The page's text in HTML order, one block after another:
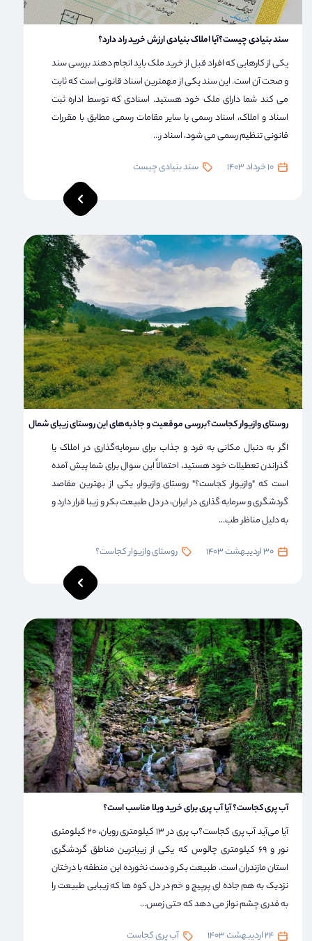
سند بنیادی چیست؟آیا املاک بنیادی ارزش خرید راد دارد؟
یکی از کارهایی که افراد قبل از خرید ملک باید انجام دهند بررسی سند
و صحت آن است. این سند یکی از مهمترین اسناد قانونی است که ثابت
می کند شما دارای ملک خود هستید. اسنادی که توسط اداره ثبت
اسناد و املاک، اسناد رسمی یا سایر مقامات رسمی مطابق با مقررات
قانونی تنظیم رسمی می شود، اسناد ر...
10 خرداد 1403 سند بنیادی چیست
روستای وازیوار کجاست؟بررسی موقعیت و جاذبه‌های این روستای زیبای شمال
اگر به دنبال مکانی به فرد و جذاب برای سرمایه‌گذاری در املاک یا
گذراندن تعطیلات خود هستید، احتمالاً این سوال برای شما پیش آمده
است که "وازیوار کجاست؟" روستای وازیوار، یکی از بهترین مقاصد
گردشگری و سرمایه گذاری در ایران، در دل طبیعت بکر و زیبا قرار دارد و
به دلیل مناظر طب...
30 اردیبهشت 1403 روستای وازیوار کجاست؟
آب پری کجاست؟ آیا آب پری برای خرید ویلا مناسب است؟
آیا می‌آید آب پری کجاست؟ب پری در 13 کیلومتری رویان، 20 کیلومتری
نور و 69 کیلومتری چالوس که یکی از زیباترین مناطق گردشگری
استان مازندران است. طبیعت بکر و دست نخورده این منطقه با درختان
نزدیک به هم جاده ای پرپیچ و خم در دل کوه ها که زیبایی طبیعت را
به قدری چشم نواز می دهد که حتی زمس...
24 اردیبهشت 1403 آب پری کجاست